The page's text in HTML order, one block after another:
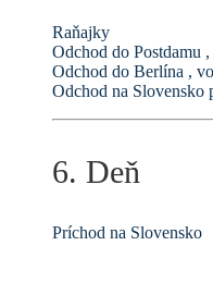
Raňajky
Odchod do Postdamu
Odchod do Berlína ,
Odchod na
6. Deň
Príchod na Slovensko